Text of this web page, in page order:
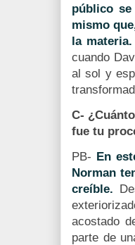
público
mismo
la materia.
cuando
al sol y
C-
fue tu
PB- En
Norman
creíble.
acostado
parte de